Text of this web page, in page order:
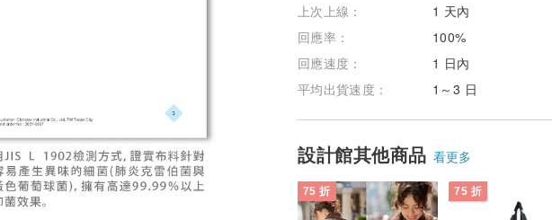
加入關注
上次上線：
1 天內
回應率：
100%
回應速度：
1 日內
平均出貨速度：
1～3 日
設計館其他商品 看更多
75 折 75 折